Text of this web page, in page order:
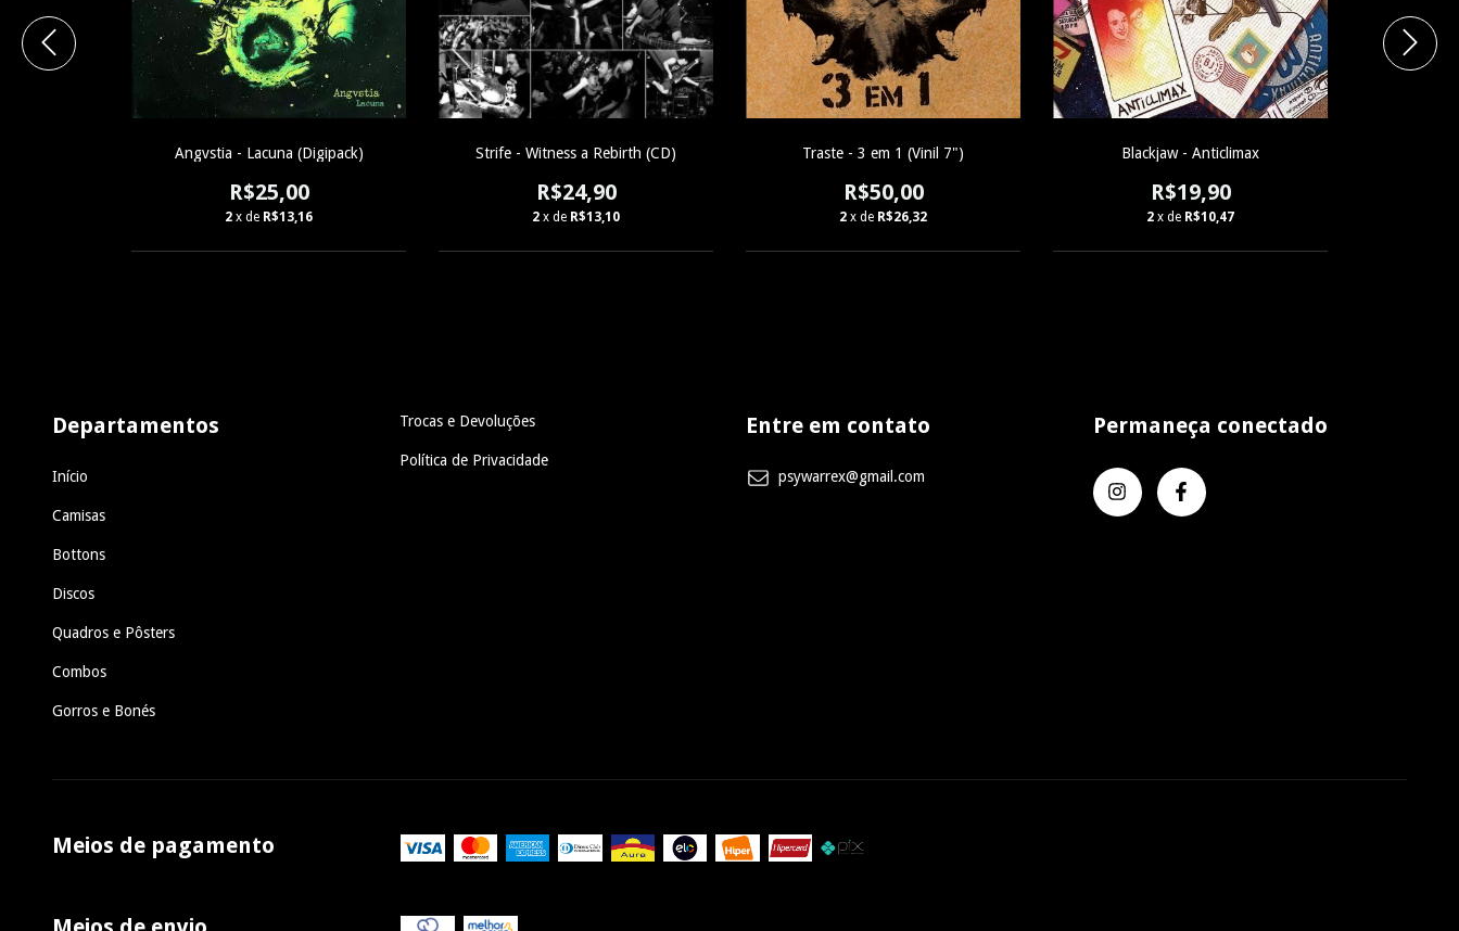
Angvstia - Lacuna (Digipack)
R$25,00
2 x de R$13,16
Strife - Witness a Rebirth (CD)
R$24,90
2 x de R$13,10
Traste - 3 em 1 (Vinil 7")
R$50,00
2 x de R$26,32
Blackjaw - Anticlimax
R$19,90
2 x de R$10,47
Departamentos
Início
Camisas
Bottons
Discos
Quadros e Pôsters
Combos
Gorros e Bonés
Trocas e Devoluções
Política de Privacidade
Entre em contato
psywarrex@gmail.com
Permaneça conectado
Meios de pagamento